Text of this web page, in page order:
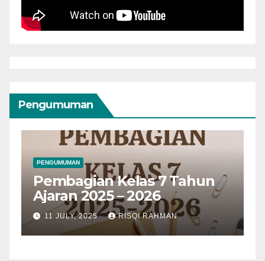
Pengumuman
PENGUMUMAN
Pembagian Kelas 7 Tahun
Ajaran 2025 – 2026
11 JULY, 2025 RISQI RAHMAN